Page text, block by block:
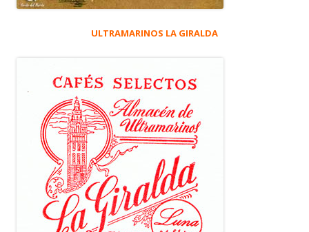
ULTRAMARINOS LA GIRALDA